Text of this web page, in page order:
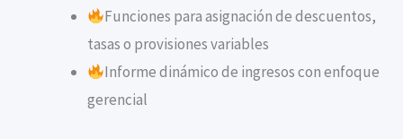
Funciones para asignación de descuentos,
tasas o provisiones variables
Informe dinámico de ingresos con enfoque
gerencial